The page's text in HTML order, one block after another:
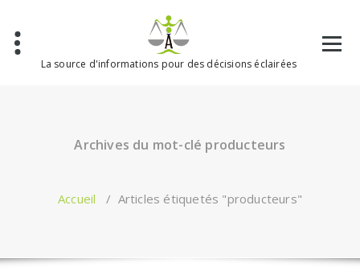
contenu
La source d'informations pour des décisions éclairées
Archives du mot-clé producteurs
Accueil / Articles étiquetés "producteurs"